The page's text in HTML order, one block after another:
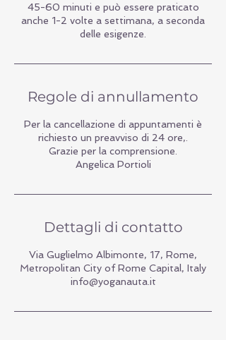
45-60 minuti e può essere praticato
anche 1-2 volte a settimana, a seconda
delle esigenze.
Regole di annullamento
Per la cancellazione di appuntamenti è
richiesto un preavviso di 24 ore,.
Grazie per la comprensione.
Angelica Portioli
Dettagli di contatto
Via Guglielmo Albimonte, 17, Rome,
Metropolitan City of Rome Capital, Italy
info@yoganauta.it